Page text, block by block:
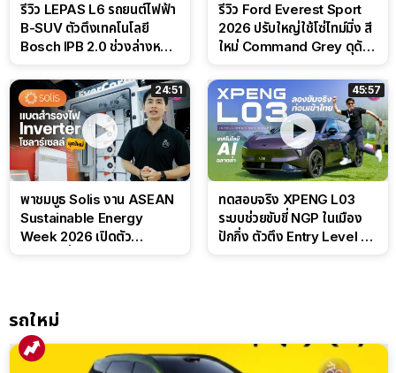
รีวิว LEPAS L6 รถยนต์ไฟฟ้า
B-SUV ตัวตึงเทคโนโลยี
Bosch IPB 2.0 ช่วงล่างหนึบ
รีวิว Ford Everest Sport
2026 ปรับใหญ่ใช้โซ่ไทม์มิ่ง สี
ใหม่ Command Grey ดุดัน
24:51
พาชมบูธ Solis งาน ASEAN
Sustainable Energy
Week 2026 เปิดตัว
45:57
ทดสอบจริง XPENG L03
ระบบช่วยขับขี่ NGP ในเมือง
ปักกิ่ง ตัวตึง Entry Level ที่
รถใหม่